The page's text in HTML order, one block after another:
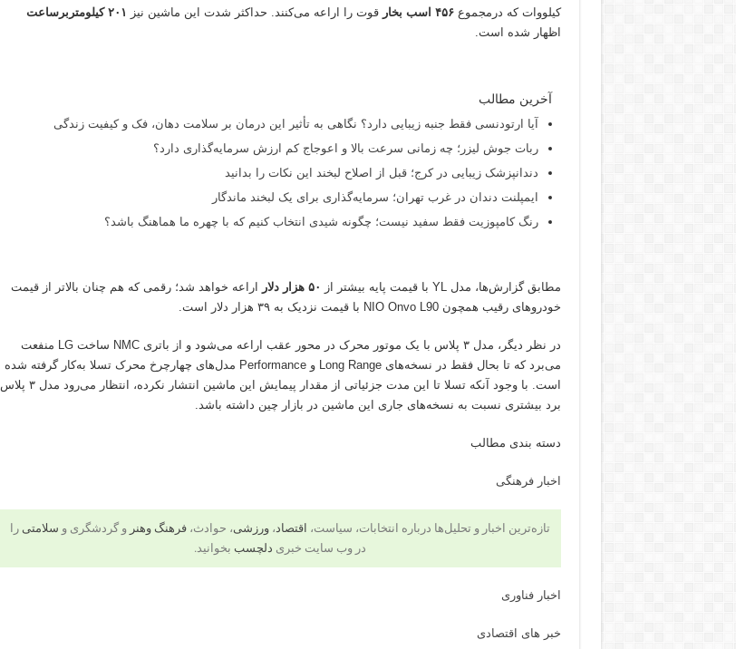
کیلووات که درمجموع ۴۵۶ اسب بخار قوت را اراعه می‌کنند. حداکثر شدت این ماشین نیز ۲۰۱ کیلومتربرساعت
اظهار شده است.
آخرین مطالب
آیا ارتودنسی فقط جنبه زیبایی دارد؟ نگاهی به تأثیر این درمان بر سلامت دهان، فک و کیفیت زندگی
ربات جوش لیزر؛ چه زمانی سرعت بالا و اعوجاج کم ارزش سرمایه‌گذاری دارد؟
دندانپزشک زیبایی در کرج؛ قبل از اصلاح لبخند این نکات را بدانید
ایمپلنت دندان در غرب تهران؛ سرمایه‌گذاری برای یک لبخند ماندگار
رنگ کامپوزیت فقط سفید نیست؛ چگونه شیدی انتخاب کنیم که با چهره ما هماهنگ باشد؟
مطابق گزارش‌ها، مدل YL با قیمت پایه بیشتر از ۵۰ هزار دلار
اراعه خواهد شد؛ رقمی که هم چنان بالاتر از قیمت
خودروهای رقیب همچون NIO Onvo L90 با قیمت نزدیک به ۳۹ هزار دلار است.
در نظر دیگر، مدل ۳ پلاس با یک موتور محرک در محور عقب اراعه می‌شود و از باتری NMC ساخت LG منفعت
می‌برد که تا بحال فقط در نسخه‌های Long Range و Performance مدل‌های چهارچرخ محرک تسلا به‌کار گرفته شده
است. با وجود آنکه تسلا تا این مدت جزئیاتی از مقدار پیمایش این ماشین انتشار نکرده، انتظار می‌رود مدل ۳ پلاس
برد بیشتری نسبت به نسخه‌های جاری این ماشین در بازار چین داشته باشد.
دسته بندی مطالب
اخبار فرهنگی
تازه‌ترین اخبار و تحلیل‌ها درباره انتخابات، سیاست، اقتصاد،ورزشی، حوادث،فرهنگ وهنر و گردشگری و سلامتی را
در وب سایت خبری دلچسب بخوانید.
اخبار فناوری
خبر های اقتصادی